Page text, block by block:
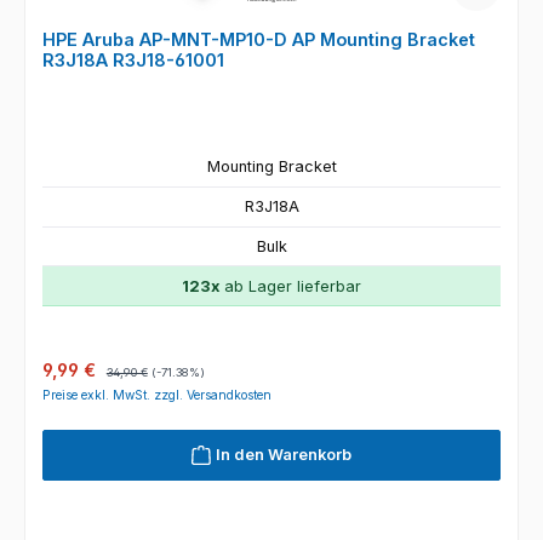
HPE Aruba AP-MNT-MP10-D AP Mounting Bracket
R3J18A R3J18-61001
Mounting Bracket
R3J18A
Bulk
123x ab Lager lieferbar
Verkaufspreis:
9,99 € 34,90 € (-71.38%)
Preise exkl. MwSt. zzgl. Versandkosten
In den Warenkorb